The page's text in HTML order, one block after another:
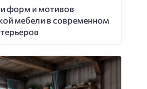
форм и мотивов
мебели в современном